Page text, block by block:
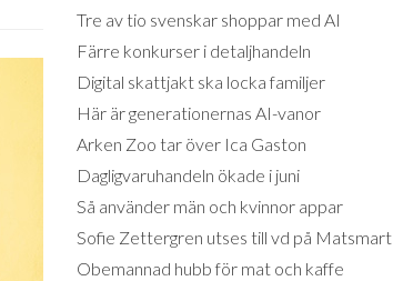
Tre av tio svenskar shoppar med AI
Färre konkurser i detaljhandeln
Digital skattjakt ska locka familjer
Här är generationernas AI-vanor
Arken Zoo tar över Ica Gaston
Dagligvaruhandeln ökade i juni
Så använder män och kvinnor appar
Sofie Zettergren utses till vd på Matsmart
Obemannad hubb för mat och kaffe